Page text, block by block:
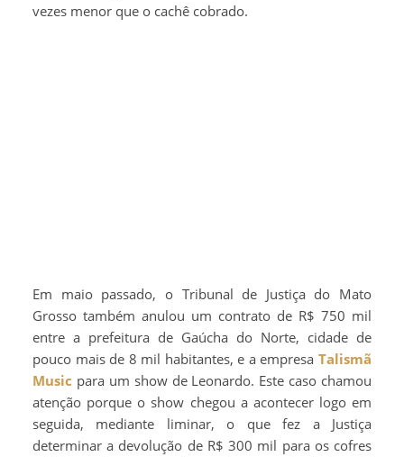
vezes menor que o cachê cobrado.
Em maio passado, o Tribunal de Justiça do Mato
Grosso também anulou um contrato de R$ 750 mil
entre a prefeitura de Gaúcha do Norte, cidade de
pouco mais de 8 mil habitantes, e a empresa Talismã
Music para um show de Leonardo. Este caso chamou
atenção porque o show chegou a acontecer logo em
seguida, mediante liminar, o que fez a Justiça
determinar a devolução de R$ 300 mil para os cofres